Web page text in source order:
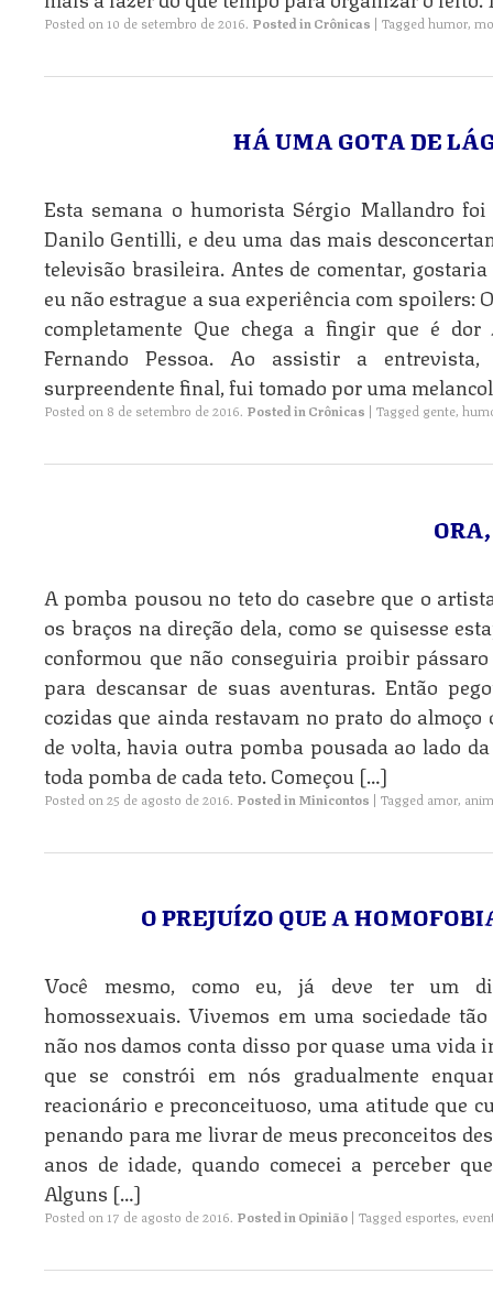
Posted on 10 de setembro de 2016. Posted in Crônicas | Tagged humor,
HÁ UMA GOTA DE
Esta semana o humorista Sérgio Mallandro foi
Danilo Gentilli, e deu uma das mais
televisão brasileira. Antes de comentar,
eu não estrague a sua experiência com spoilers:
completamente Que chega a fingir que é
Fernando Pessoa. Ao assistir a
surpreendente final, fui tomado por uma
Posted on 8 de setembro de 2016. Posted inCrônicas | Tagged gente,
A pomba pousou no teto do casebre que o
os braços na direção dela, como se quisesse
conformou que não conseguiria proibir
para descansar de suas aventuras. Então
cozidas que ainda restavam no prato do
de volta, havia outra pomba pousada ao lado
toda pomba de cada teto. Começou […]
Posted on 25 de agosto de 2016. Posted in Minicontos | Tagged amor,
O PREJUÍZO QUE A
Você mesmo, como eu, já deve ter um
homossexuais. Vivemos em uma sociedade
não nos damos conta disso por quase uma vida
que se constrói em nós gradualmente
reacionário e preconceituoso, uma atitude que
penando para me livrar de meus preconceitos
anos de idade, quando comecei a perceber
Alguns […]
Posted on 17 de agosto de 2016. Posted inOpinião | Tagged esportes,